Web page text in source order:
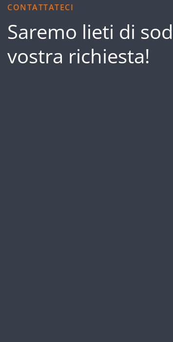
CONTATTATECI
Saremo lieti di
vostra richiesta!